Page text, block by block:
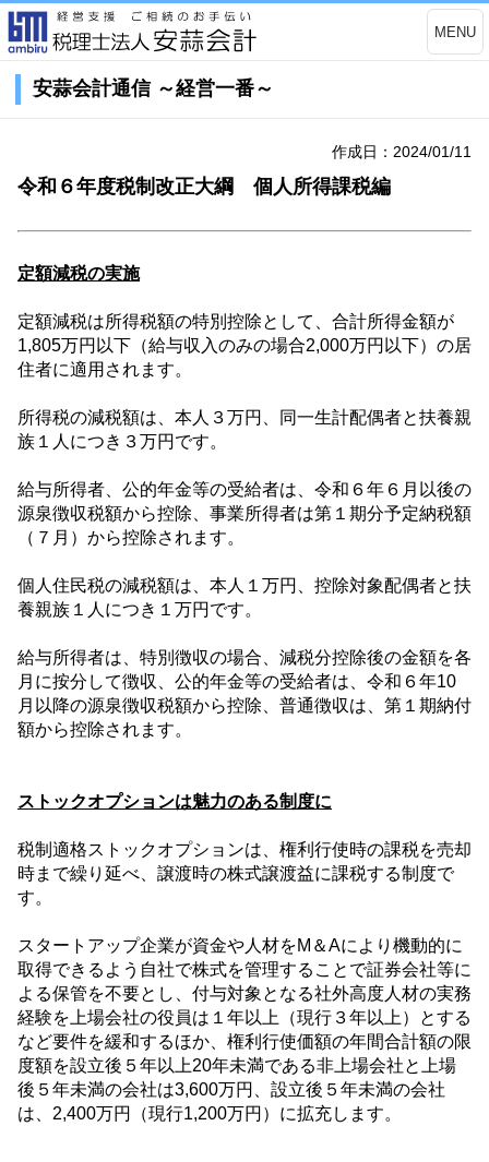
MENU
安蒜会計通信 ～経営一番～
作成日：2024/01/11
令和６年度税制改正大綱 個人所得課税編
定額減税の実施
定額減税は所得税額の特別控除として、合計所得金額が
1,805万円以下（給与収入のみの場合2,000万円以下）の居
住者に適用されます。
所得税の減税額は、本人３万円、同一生計配偶者と扶養親
族１人につき３万円です。
給与所得者、公的年金等の受給者は、令和６年６月以後の
源泉徴収税額から控除、事業所得者は第１期分予定納税額
（７月）から控除されます。
個人住民税の減税額は、本人１万円、控除対象配偶者と扶
養親族１人につき１万円です。
給与所得者は、特別徴収の場合、減税分控除後の金額を各
月に按分して徴収、公的年金等の受給者は、令和６年10
月以降の源泉徴収税額から控除、普通徴収は、第１期納付
額から控除されます。
ストックオプションは魅力のある制度に
税制適格ストックオプションは、権利行使時の課税を売却
時まで繰り延べ、譲渡時の株式譲渡益に課税する制度で
す。
スタートアップ企業が資金や人材をM ＆Aにより機動的に
取得できるよう自社で株式を管理することで証券会社等に
よる保管を不要とし、付与対象となる社外高度人材の実務
経験を上場会社の役員は１年以上（現行３年以上）とする
など要件を緩和するほか、権利行使価額の年間合計額の限
度額を設立後５年以上20年未満である非上場会社と上場
後５年未満の会社は3,600万円、設立後５年未満の会社
は、 2,400万円（現行1,200万円）に拡充します。